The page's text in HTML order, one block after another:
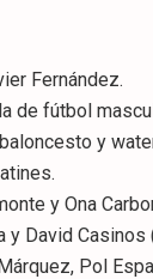
Fernández.
de fútbol
y
y Ona
y David Casinos
Pol